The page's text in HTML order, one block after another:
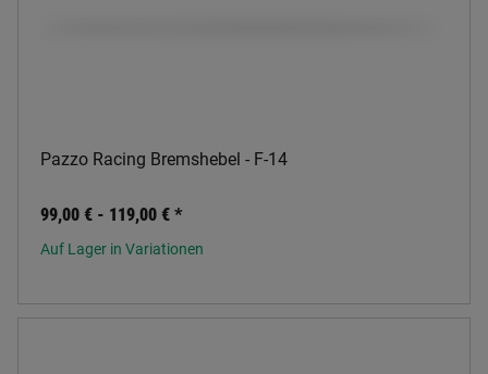
Pazzo Racing Bremshebel - F-14
99,00 € - 119,00 € *
Auf Lager in Variationen